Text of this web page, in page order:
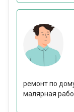
ремонт по
малярная